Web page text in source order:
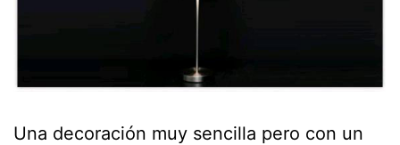
Una decoración muy sencilla pero con un